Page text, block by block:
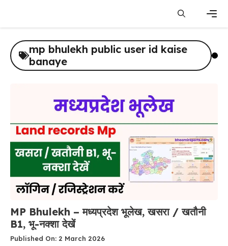
content
mp bhulekh public user id kaise
banaye
MP Bhulekh – मध्यप्रदेश भूलेख, खसरा / खतौनी
B1, भू-नक्शा देखें
Published On: 2 March 2026